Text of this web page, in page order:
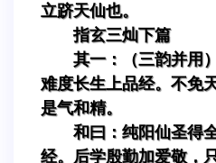
立跻天仙也。
指玄三灿下篇
其一：（三韵并用
难度长生上品经。不免
是气和精。
和曰：纯阳仙圣得
经。后学殷勤加爱敬，